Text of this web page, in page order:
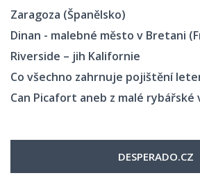
Zaragoza (Španělsko)
Dinan - malebné město v Bretani
Riverside – jih Kalifornie
Co všechno zahrnuje pojištění
Can Picafort aneb z malé
DESPERADO.CZ